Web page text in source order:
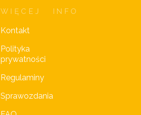
WIĘCEJ
Kontakt
Polityka
prywatności
Regulaminy
Sprawozdania
INFO